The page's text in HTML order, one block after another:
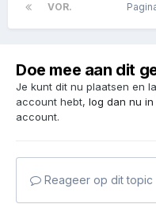
VOR.
Doe mee aan dit
Je kunt dit nu plaatsen en
account hebt, log dan nu in
account.
Reageer op dit topic